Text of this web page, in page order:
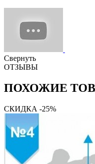
Свернуть
ОТЗЫВЫ
ПОХОЖИЕ
СКИДКА -25%